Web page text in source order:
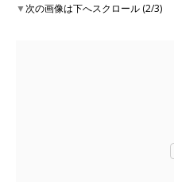
▼次の画像は下へスクロール (2/3)